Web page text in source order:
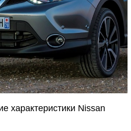
характеристики Nissan